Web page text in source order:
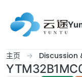
主页 Discussion